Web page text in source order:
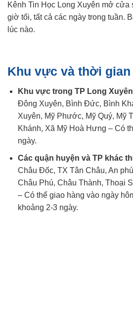
Kênh Tin Học Long Xuyên mở
giờ tối, tất cả các ngày trong tuần.
lúc nào.
Khu vực và thời gian
Khu vực trong TP Long
Đông Xuyên, Bình Đức, Bình
Xuyên, Mỹ Phước, Mỹ Quý, Mỹ
Khánh, Xã Mỹ Hoà Hưng – Có
ngày.
Các quận huyện và TP khác
Châu Đốc, TX Tân Châu, An
Châu Phú, Châu Thành, Thoại
– Có thể giao hàng vào ngày
khoảng 2-3 ngày.